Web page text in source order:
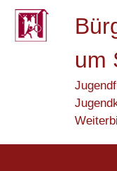
Zum
Inhalt
springen
um